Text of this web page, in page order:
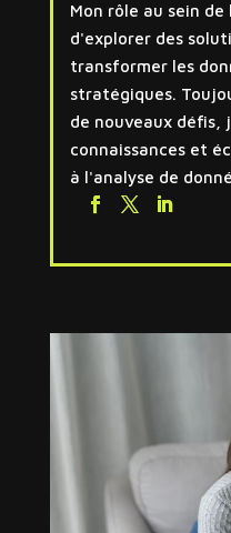
Mon rôle au sein
d'explorer des
transformer les
stratégiques.
de nouveaux défis,
connaissances et
à l'analyse de